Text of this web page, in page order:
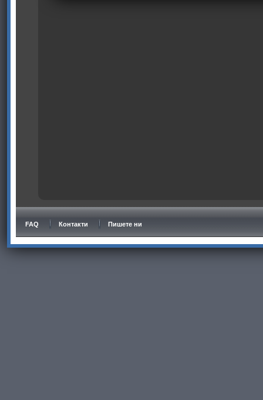
FAQ Контакти Пишете ни